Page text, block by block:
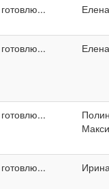
готовлю...
готовлю...
готовлю...
готовлю...